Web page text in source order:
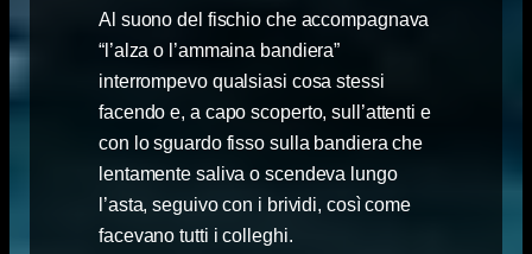
Al suono del fischio che accompagnava
“l’alza o l’ammaina bandiera”
interrompevo qualsiasi cosa stessi
facendo e, a capo scoperto, sull’attenti e
con lo sguardo fisso sulla bandiera che
lentamente saliva o scendeva lungo
l’asta, seguivo con i brividi, così come
facevano tutti i colleghi.